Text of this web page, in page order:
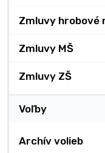
Zmluvy hrobové
Zmluvy MŠ
Zmluvy ZŠ
Voľby
Archív volieb